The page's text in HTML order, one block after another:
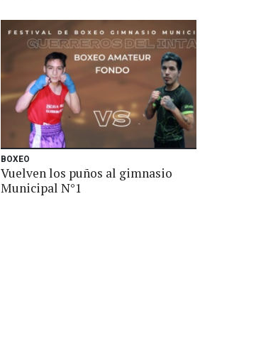
BOXEO
Vuelven los puños al gimnasio
Municipal N°1